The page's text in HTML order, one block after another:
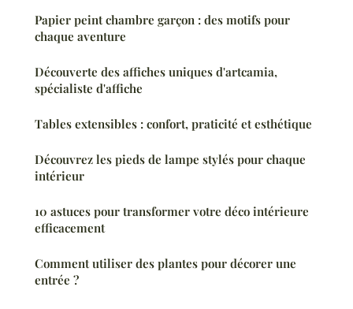
Papier peint chambre garçon : des motifs pour
chaque aventure
Découverte des affiches uniques d'artcamia,
spécialiste d'affiche
Tables extensibles : confort, praticité et esthétique
Découvrez les pieds de lampe stylés pour chaque
intérieur
10 astuces pour transformer votre déco intérieure
efficacement
Comment utiliser des plantes pour décorer une
entrée ?